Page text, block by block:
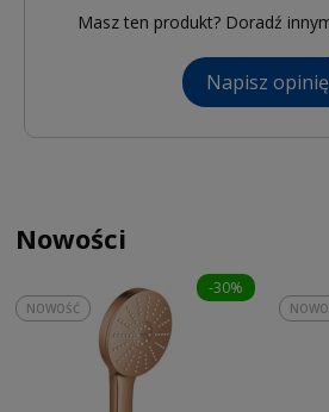
Masz ten produkt? Doradź
Napisz opinię
Nowości
-30%
NOWOŚĆ